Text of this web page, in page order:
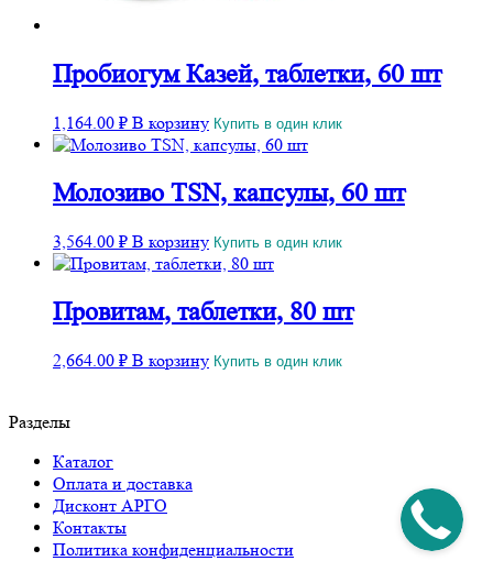
Пробиогум Казей, таблетки, 60 шт
1,164.00 ₽ В корзину Купить в один клик
Молозиво TSN, капсулы, 60 шт
3,564.00 ₽ В корзину Купить в один клик
Провитам, таблетки, 80 шт
2,664.00 ₽ В корзину Купить в один клик
Разделы
Каталог
Оплата и доставка
Дисконт АРГО
Контакты
Политика конфиденциальности